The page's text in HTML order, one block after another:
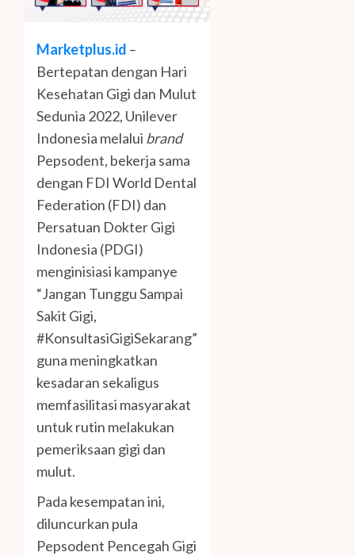
Marketplus.id –
Bertepatan dengan Hari
Kesehatan Gigi dan Mulut
Sedunia 2022, Unilever
Indonesia melalui brand
Pepsodent, bekerja sama
dengan FDI World Dental
Federation (FDI) dan
Persatuan Dokter Gigi
Indonesia (PDGI)
menginisiasi kampanye
“Jangan Tunggu Sampai
Sakit Gigi,
#KonsultasiGigiSekarang”
guna meningkatkan
kesadaran sekaligus
memfasilitasi masyarakat
untuk rutin melakukan
pemeriksaan gigi dan
mulut.
Pada kesempatan ini,
diluncurkan pula
Pepsodent Pencegah Gigi